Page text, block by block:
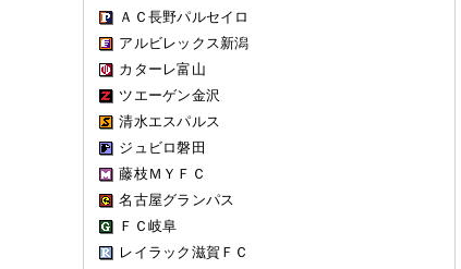
ＡＣ長野パルセイロ
アルビレックス新潟
カターレ富山
ツエーゲン金沢
清水エスパルス
ジュビロ磐田
藤枝ＭＹＦＣ
名古屋グランパス
ＦＣ岐阜
レイラック滋賀ＦＣ